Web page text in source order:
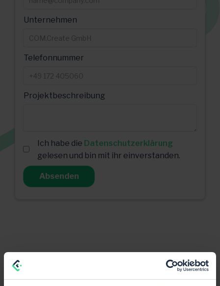
Unternehmen
Telefonnummer
Projektbeschreibung
Ich habe die Datenschutzerklärung
gelesen und bin mit ihr einverstanden.
Sie können uns auch erreichen unter
hello@com-create.com